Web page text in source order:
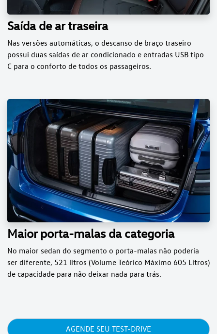
Saída de ar traseira
Nas versões automáticas, o descanso de braço traseiro
possui duas saídas de ar condicionado e entradas USB tipo
C para o conforto de todos os passageiros.
Maior porta-malas da categoria
No maior sedan do segmento o porta-malas não poderia
ser diferente, 521 litros (Volume Teórico Máximo 605 Litros)
de capacidade para não deixar nada para trás.
AGENDE SEU TEST-DRIVE